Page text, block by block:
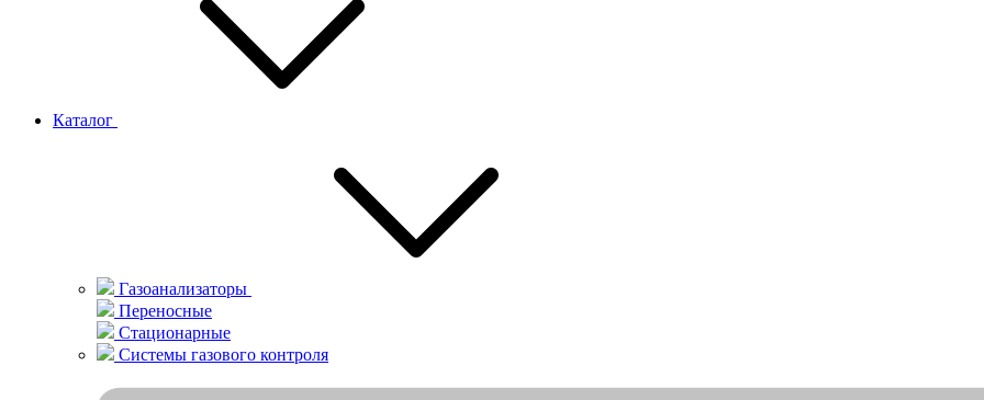
Каталог
Газоанализаторы
Переносные
Стационарные
Системы газового контроля